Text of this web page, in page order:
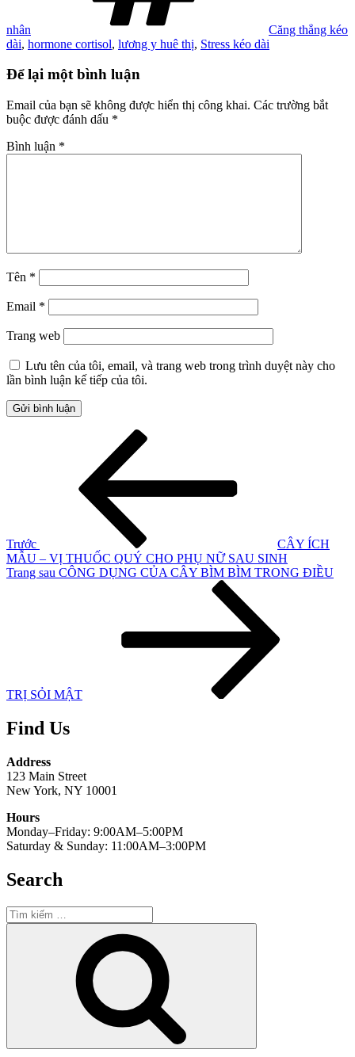
nhân
Căng thẳng kéo
dài, hormone cortisol, lương y huê thị, Stress kéo dài
Để lại một bình luận
Email của bạn sẽ không được hiển thị công khai. Các trường bắt
buộc được đánh dấu *
Bình luận *
Tên *
Email *
Trang web
Lưu tên của tôi, email, và trang web trong trình duyệt này cho
lần bình luận kế tiếp của tôi.
Trước
CÂY ÍCH
MẪU – VỊ THUỐC QUÝ CHO PHỤ NỮ SAU SINH
Bài
Trang sau CÔNG DỤNG CỦA CÂY BÌM BÌM TRONG ĐIỀU
TRỊ SỎI MẬT
Find Us
Address
123 Main Street
New York, NY 10001
Hours
Monday–Friday: 9:00AM–5:00PM
Saturday & Sunday: 11:00AM–3:00PM
Search
Tìm
kiếm: